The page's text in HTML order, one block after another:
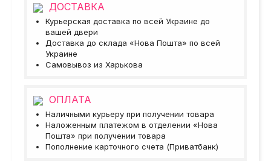
ДОСТАВКА
Курьерская доставка по всей Украине до
вашей двери
Доставка до склада «Нова Пошта» по всей
Украине
Самовывоз из Харькова
ОПЛАТА
Наличными курьеру при получении товара
Наложенным платежом в отделении «Нова
Пошта» при получении товара
Пополнение карточного счета (Приватбанк)